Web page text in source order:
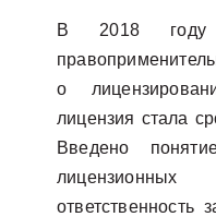
В 2018 году
о
лицензия стала
Введено
ответственность